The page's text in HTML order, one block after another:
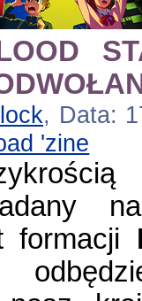
, Data:
'zine
formacji